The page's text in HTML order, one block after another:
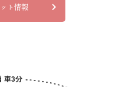
ト情報
車3分